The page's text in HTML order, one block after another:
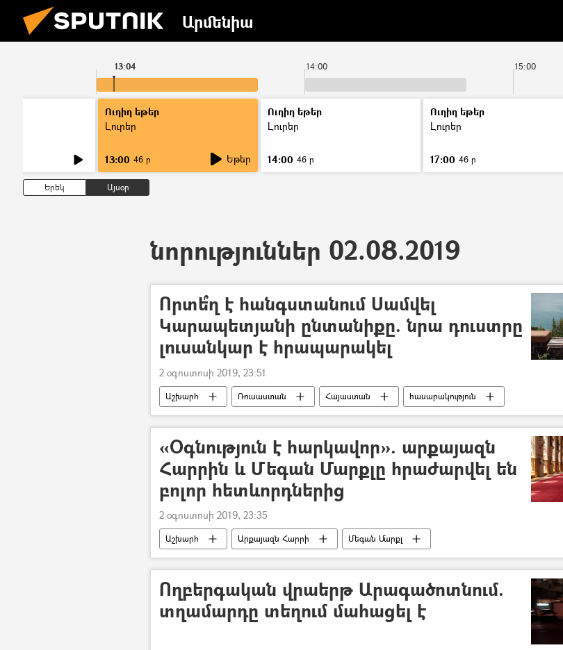
Արմենիա
14:00 15:00
13:04
Ուղիղ եթեր
Լուրեր
13:00 46 ր Եթեր
Ուղիղ եթեր
Լուրեր
14:00 46 ր
Ուղիղ եթեր
Լուրեր
17:00 46 ր
Երեկ Այսօր
նորություններ 02.08.2019
Որտե՞ղ է հանգստանում Սամվել
Կարապետյանի ընտանիքը. նրա դուստրը
լուսանկար է հրապարակել
2 օգոստոսի 2019, 23:51
Աշխարհ Ռուսաստան Հայաստան
հասարակություն
Սամվել Կարապետյան
Լուսանկար գործարար մենեջեր մայր
«Օգնություն է հարկավոր». արքայազն
Հարրին և Մեգան Մարքլը հրաժարվել են
բոլոր հետևորդներից
2 օգոստոսի 2019, 23:35
Աշխարհ Արքայազն Հարրի Մեգան Մարքլ
Ողբերգական վրաերթ Արագածոտնում.
տղամարդը տեղում մահացել է